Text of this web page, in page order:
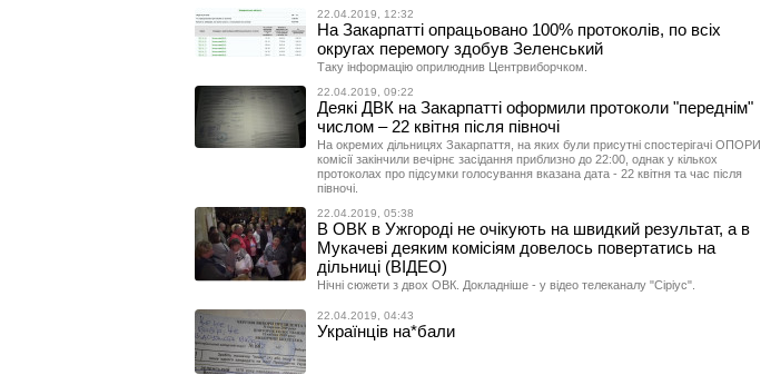
22.04.2019, 12:32
На Закарпатті опрацьовано 100% протоколів, по всіх
округах перемогу здобув Зеленський
Таку інформацію оприлюднив Центрвиборчком.
22.04.2019, 09:22
Деякі ДВК на Закарпатті оформили протоколи "переднім"
числом – 22 квітня після півночі
На окремих дільницях Закарпаття, на яких були присутні спостерігачі ОПОРИ,
комісії закінчили вечірнє засідання приблизно до 22:00, однак у кількох
протоколах про підсумки голосування вказана дата - 22 квітня та час після
півночі.
22.04.2019, 05:38
В ОВК в Ужгороді не очікують на швидкий результат, а в
Мукачеві деяким комісіям довелось повертатись на
дільниці (ВІДЕО)
Нічні сюжети з двох ОВК. Докладніше - у відео телеканалу "Сіріус".
22.04.2019, 04:43
Українців на*бали